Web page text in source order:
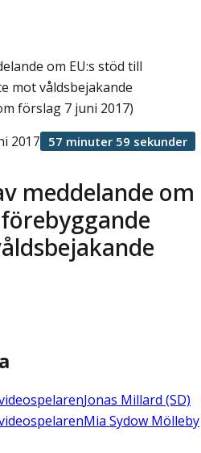
om EU:s stöd till
mot våldsbejakande
förslag 7 juni 2017)
meddelande om
2017 57 minuter 59 sekunder
Jonas Millard (SD)
Mia Sydow Mölleby